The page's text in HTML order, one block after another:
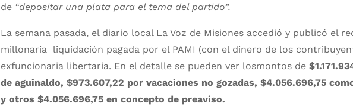
de“depositar una plata para el tema del partido”.
La semana pasada, el diario local La Voz de Misiones accedió y publicó el
millonaria liquidación pagada por el PAMI (con el dinero de los
exfuncionaria libertaria. En el detalle se pueden ver losmontos de
de aguinaldo, $973.607,22 por vacaciones no gozadas, $4.056.696,75
y otros $4.056.696,75 en concepto de preaviso.